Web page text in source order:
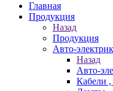
Главная
Продукция
Назад
Продукция
Авто-
Назад
Авто-
Кабели ,